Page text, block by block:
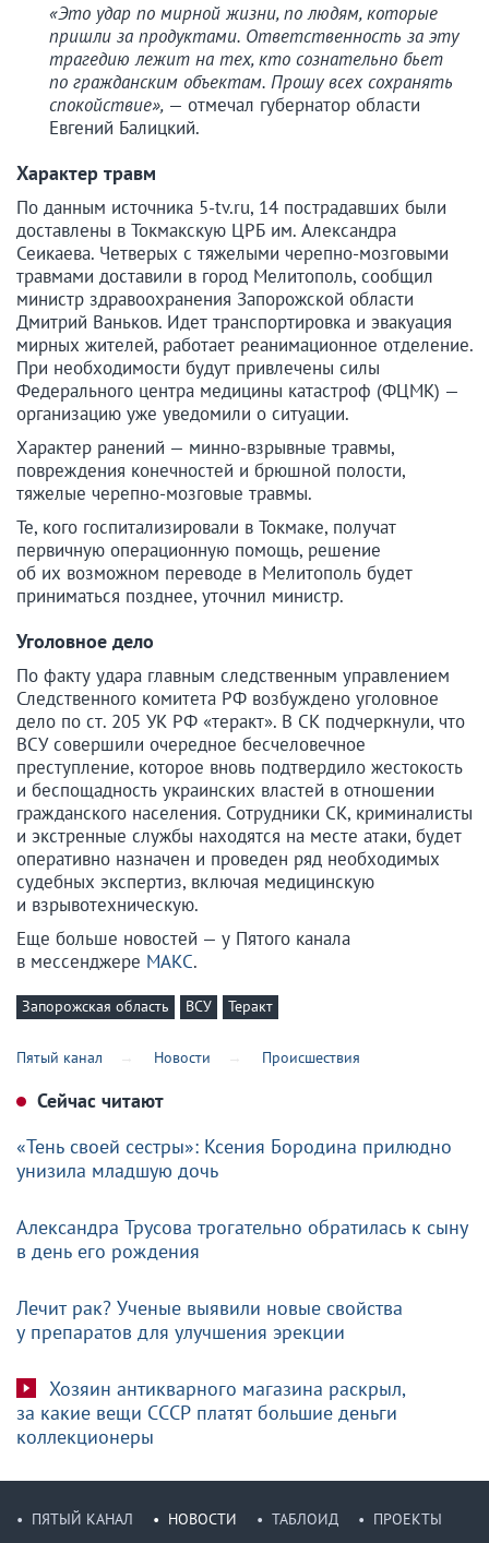
«Это удар по мирной жизни, по людям, которые
пришли за продуктами. Ответственность за эту
трагедию лежит на тех, кто сознательно бьет
по гражданским объектам. Прошу всех сохранять
спокойствие», — отмечал губернатор области
Евгений Балицкий.
Характер травм
По данным источника 5-tv.ru, 14 пострадавших были
доставлены в Токмакскую ЦРБ им. Александра
Сеикаева. Четверых с тяжелыми черепно-мозговыми
травмами доставили в город Мелитополь, сообщил
министр здравоохранения Запорожской области
Дмитрий Ваньков. Идет транспортировка и эвакуация
мирных жителей, работает реанимационное отделение.
При необходимости будут привлечены силы
Федерального центра медицины катастроф (ФЦМК) —
организацию уже уведомили о ситуации.
Характер ранений — минно-взрывные травмы,
повреждения конечностей и брюшной полости,
тяжелые черепно-мозговые травмы.
Те, кого госпитализировали в Токмаке, получат
первичную операционную помощь, решение
об их возможном переводе в Мелитополь будет
приниматься позднее, уточнил министр.
Уголовное дело
По факту удара главным следственным управлением
Следственного комитета РФ возбуждено уголовное
дело по ст. 205 УК РФ «теракт». В СК подчеркнули, что
ВСУ совершили очередное бесчеловечное
преступление, которое вновь подтвердило жестокость
и беспощадность украинских властей в отношении
гражданского населения. Сотрудники СК, криминалисты
и экстренные службы находятся на месте атаки, будет
оперативно назначен и проведен ряд необходимых
судебных экспертиз, включая медицинскую
и взрывотехническую.
Еще больше новостей — у Пятого канала
в мессенджере МАКС.
Запорожская область ВСУ Теракт
Пятый канал Новости Происшествия
Сейчас читают
«Тень своей сестры»: Ксения Бородина прилюдно
унизила младшую дочь
Александра Трусова трогательно обратилась к сыну
в день его рождения
Лечит рак? Ученые выявили новые свойства
у препаратов для улучшения эрекции
Хозяин антикварного магазина раскрыл,
за какие вещи СССР платят большие деньги
коллекционеры
ПЯТЫЙ КАНАЛ НОВОСТИ ТАБЛОИД
ПРОЕКТЫ